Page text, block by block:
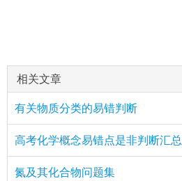
相关文章
有关物质分类的易错判断
高考化学概念易错点是非判断汇总
氮及其化合物问题集